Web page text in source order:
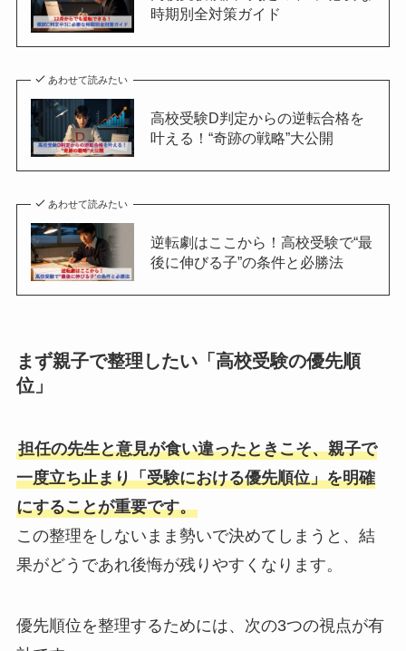
時期別全対策ガイド
あわせて読みたい
高校受験D判定からの逆転合格を
叶える！“奇跡の戦略”大公開
あわせて読みたい
逆転劇はここから！高校受験で“最
後に伸びる子”の条件と必勝法
まず親子で整理したい「高校受験の優先順
位」
担任の先生と意見が食い違ったときこそ、親子で
一度立ち止まり「受験における優先順位」を明確
にすることが重要です。
この整理をしないまま勢いで決めてしまうと、結
果がどうであれ後悔が残りやすくなります。
優先順位を整理するためには、次の3つの視点が有